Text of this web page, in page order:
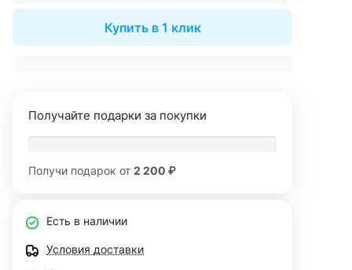
Купить в 1 клик
Получайте подарки за покупки
Получи подарок от 2 200 ₽
Есть в наличии
Условия доставки